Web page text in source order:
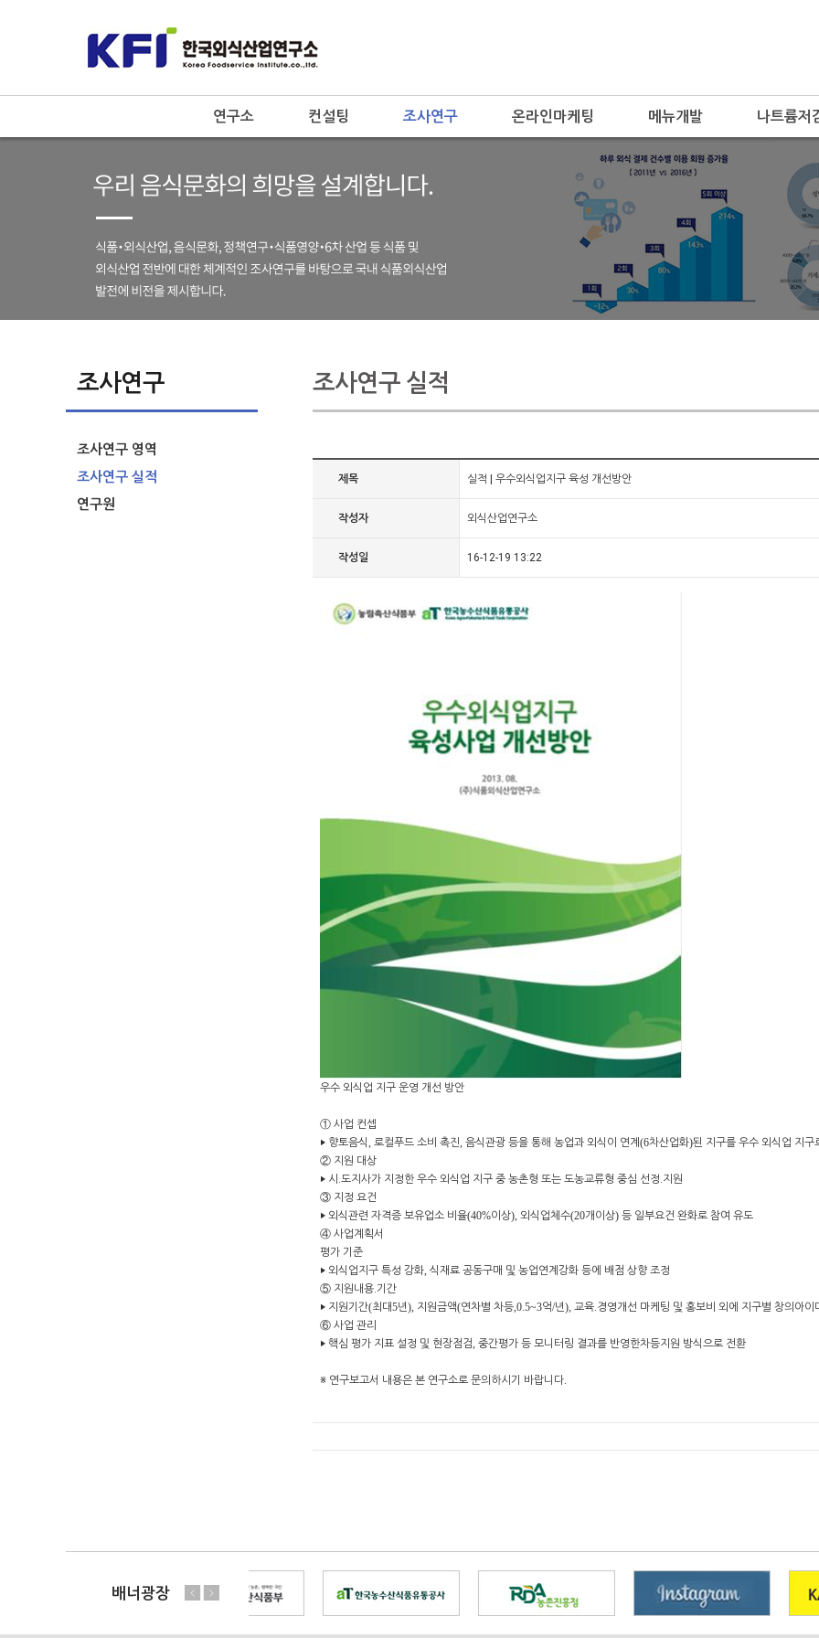
연구소 컨설팅 조사연구 온라인마케팅 메뉴개발 나트륨저
조사연구
조사연구 영역
조사연구 실적
연구원
조사연구 실적
제목 실적 | 우수외식업지구 육성 개선방안
작성자 외식산업연구소
작성일 16-12-19 13:22
우수 외식업 지구 운영 개선 방안
① 사업 컨셉
‣ 향토음식, 로컬푸드 소비 촉진, 음식관광 등을 통해 농업과 외식이 연계 (6차산업화)된 지구를 우수 외식업 지구
② 지원 대상
‣ 시 ․도지사가 지정한 우수 외식업 지구 중 농촌형 또는 도농교류형 중심 선정․지원
③ 지정 요건
‣ 외식관련 자격증 보유업소 비율(40%이상), 외식업체수(20개이상) 등 일부요건 완화로 참여 유도
④ 사업계획서
평가 기준
‣ 외식업지구 특성 강화, 식재료 공동구매 및 농업연계강화 등에 배점 상향 조정
⑤ 지원내용․기간
‣ 지원기간(최대5년), 지원금액(연차별 차등,0.5~3억/년), 교육․경영개선 마케팅 및 홍보비 외에 지구별 창의아이
⑥ 사업 관리
‣ 핵심 평가 지표 설정 및 현장점검, 중간평가 등 모니터링 결과를 반영한차등지원 방식으로 전환
※ 연구보고서 내용은 본 연구소로 문의하시기 바랍니다.
배너광장